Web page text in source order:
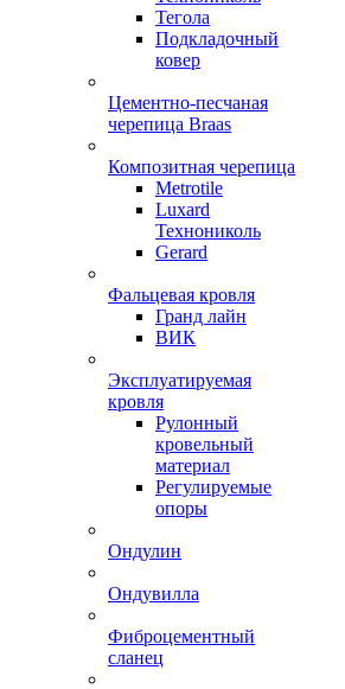
Тегола
Подкладочный
ковер
Цементно-песчаная
черепица Braas
Композитная черепица
Metrotile
Luxard
Технониколь
Gerard
Фальцевая кровля
Гранд лайн
ВИК
Эксплуатируемая
кровля
Рулонный
кровельный
материал
Регулируемые
опоры
Ондулин
Ондувилла
Фиброцементный
сланец